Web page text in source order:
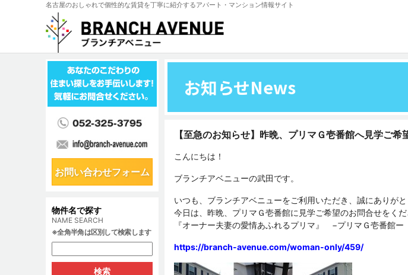
名古屋のおしゃれで個性的な賃貸を丁寧に紹介するアパート・マンション情報サイト
お知らせNews
【至急のお知らせ】昨晩、プリマＧ壱番館へ見学ご
こんにちは！
ブランチアベニューの武田です。
いつも、ブランチアベニューをご利用いただき、誠にありがと
今日は、昨晩、プリマＧ壱番館に見学ご希望のお問合せをく
『オーナー夫妻の愛情あふれるプリマ』 −プリマＧ壱番館ー
https://branch-avenue.com/woman-only/459/
お問い合わせフォーム
物件名で探す
NAME SEARCH
※全角半角は区別して検索します